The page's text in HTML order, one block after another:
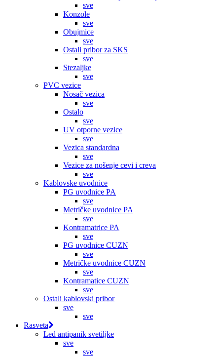
sve
Konzole
sve
Obujmice
sve
Ostali pribor za SKS
sve
Stezaljke
sve
PVC vezice
Nosač vezica
sve
Ostalo
sve
UV otporne vezice
sve
Vezica standardna
sve
Vezice za nošenje cevi i creva
sve
Kablovske uvodnice
PG uvodnice PA
sve
Metričke uvodnice PA
sve
Kontramatrice PA
sve
PG uvodnice CUZN
sve
Metričke uvodnice CUZN
sve
Kontramatice CUZN
sve
Ostali kablovski pribor
sve
sve
Rasveta
Led antipanik svetiljke
sve
sve